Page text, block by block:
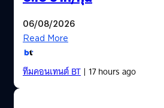
06/08/2026
Read More
ทีมคอนเทนต์ BT| 17 hours ago